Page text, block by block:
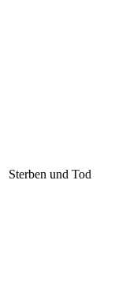
Sterben und Tod